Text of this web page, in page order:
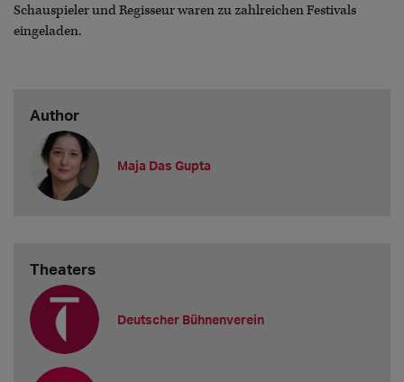
Schauspieler und Regisseur waren zu zahlreichen Festivals
eingeladen.
Author
Maja Das Gupta
Theaters
Deutscher Bühnenverein